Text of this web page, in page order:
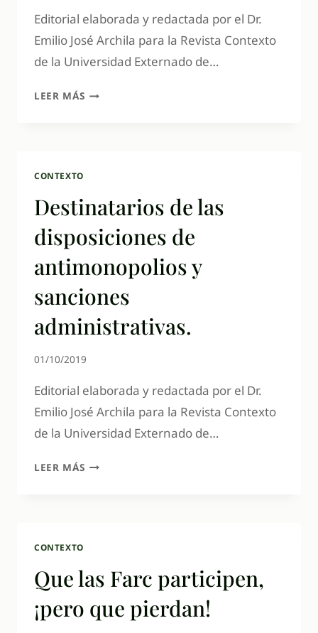
Editorial elaborada y redactada por el Dr.
Emilio José Archila para la Revista Contexto
de la Universidad Externado de…
LEER MÁS
CONTEXTO
Destinatarios de las
disposiciones de
antimonopolios y
sanciones
administrativas.
01/10/2019
Editorial elaborada y redactada por el Dr.
Emilio José Archila para la Revista Contexto
de la Universidad Externado de…
LEER MÁS
CONTEXTO
Que las Farc participen,
¡pero que pierdan!